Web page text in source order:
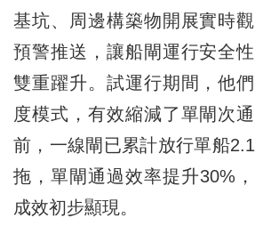
基坑、周邊構築物開展實時
預警推送，讓船閘運行安全
雙重躍升。試運行期間，他
度模式，有效縮減了單閘次
前，一線閘已累計放行單船
拖，單閘通過效率提升30%
成效初步顯現。